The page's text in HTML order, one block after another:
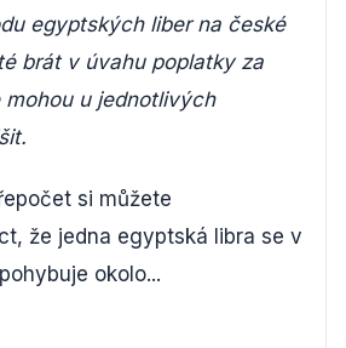
egyptských liber na české
brát v úvahu poplatky za
mohou u jednotlivých
si můžete
že jedna egyptská libra se v
okolo...